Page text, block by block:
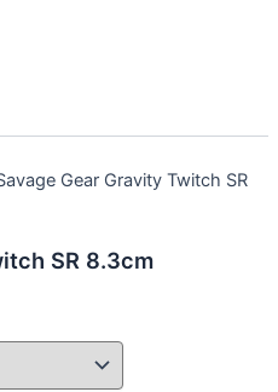
Gear Gravity Twitch SR
SR 8.3cm